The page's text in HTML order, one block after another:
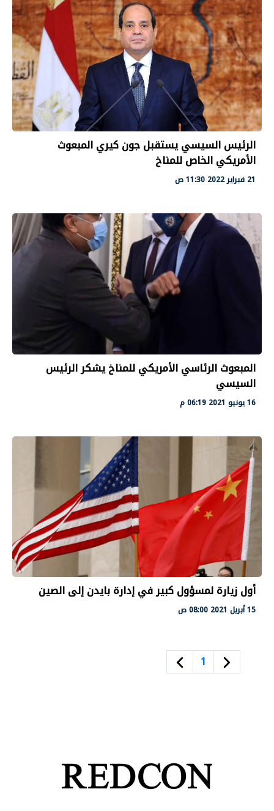
الرئيس السيسي يستقبل جون كيري المبعوث
الأمريكي الخاص للمناخ
21 فبراير 2022 11:30 ص
المبعوث الرئاسي الأمريكي للمناخ يشكر الرئيس
السيسي
16 يونيو 2021 06:19 م
أول زيارة لمسؤول كبير في إدارة بايدن إلى الصين
15 أبريل 2021 08:00 ص
1